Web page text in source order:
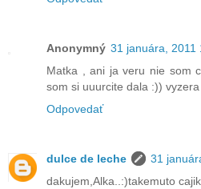
Anonymný 31 januára, 2011
Matka , ani ja veru nie som
som si uuurcite dala :))
Odpovedať
dulce de leche
31
dakujem,Alka..:)takemuto